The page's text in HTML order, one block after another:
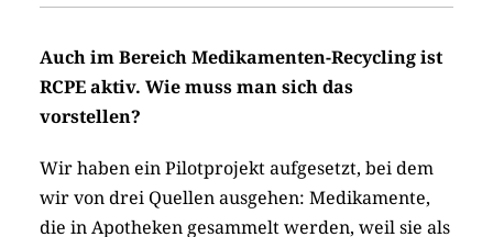
Auch im Bereich Medikamenten-Recycling ist
RCPE aktiv. Wie muss man sich das
vorstellen?
Wir haben ein Pilotprojekt aufgesetzt, bei dem
wir von drei Quellen ausgehen: Medikamente,
die in Apotheken gesammelt werden, weil sie als